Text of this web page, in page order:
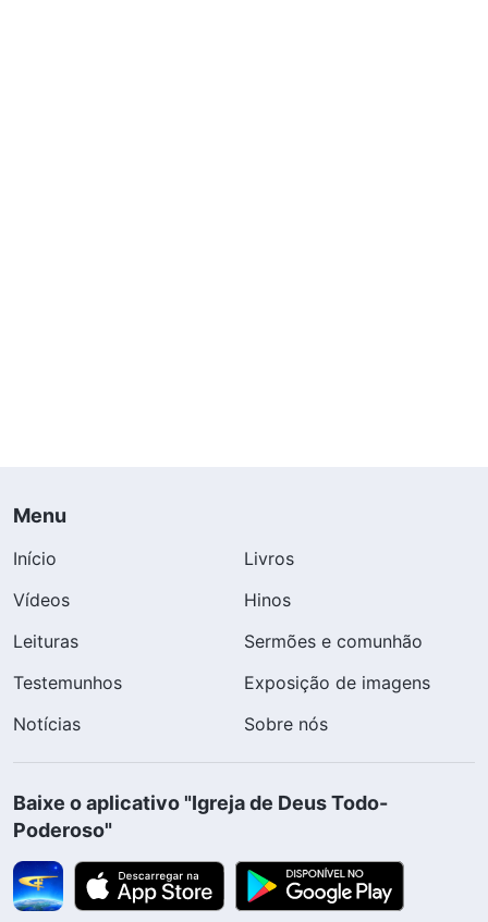
Menu
Início
Livros
Vídeos
Hinos
Leituras
Sermões e comunhão
Testemunhos
Exposição de imagens
Notícias
Sobre nós
Baixe o aplicativo "Igreja de Deus Todo-
Poderoso"